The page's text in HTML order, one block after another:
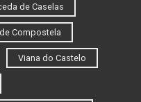
de Caselas
Compostela
Viana do Castelo